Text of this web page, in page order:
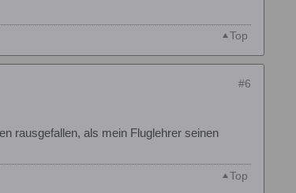
Top
#6
rausgefallen, als mein Fluglehrer seinen
Top